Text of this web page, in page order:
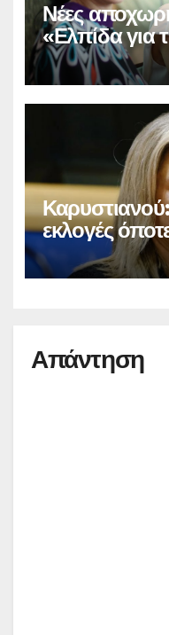
Νέες
«Ελπίδα για
εκλογές
Απάντηση